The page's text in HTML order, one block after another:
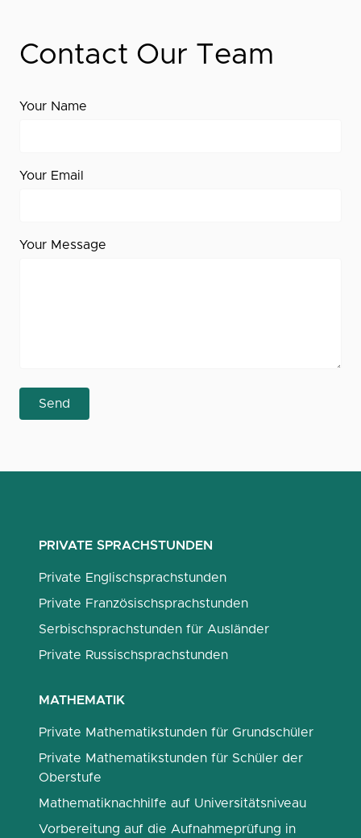
Contact Our Team
Your Name
Your Email
Your Message
Send
PRIVATE SPRACHSTUNDEN
Private Englischsprachstunden
Private Französischsprachstunden
Serbischsprachstunden für Ausländer
Private Russischsprachstunden
MATHEMATIK
Private Mathematikstunden für Grundschüler
Private Mathematikstunden für Schüler der
Oberstufe
Mathematiknachhilfe auf Universitätsniveau
Vorbereitung auf die Aufnahmeprüfung in